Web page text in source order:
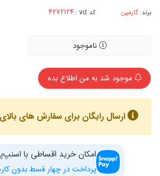
برند: گارمین کد کالا :
ناموجود
موجود شد به من اطلاع بده
ارسال رایگان برای سفارش های بالای 500 هزار تومان
امکان خرید اقساطی با
پرداخت در چهار قسط بدون